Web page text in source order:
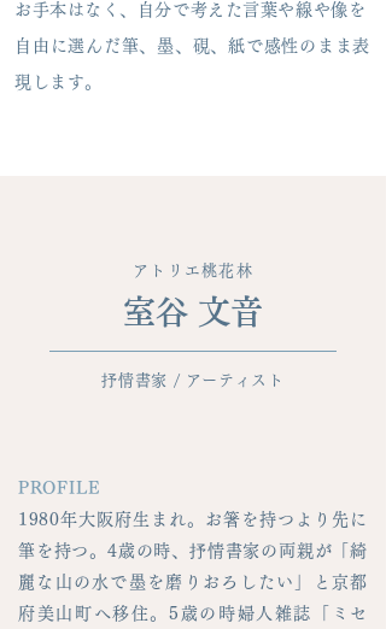
アトリエ桃花林
​室谷 文音
​抒情書家 / アーティスト
PROFILE
1980年大阪府生まれ。お箸を持つより先に
筆を持つ。4歳の時、抒情書家の両親が「綺
麗な山の水で墨を磨りおろしたい」と京都
府美山町へ移住。5歳の時婦人雑誌「ミセ
お手本はなく、自分で考えた言葉や線や像を
自由に選んだ筆、墨、硯、紙で感性のまま表
現します。